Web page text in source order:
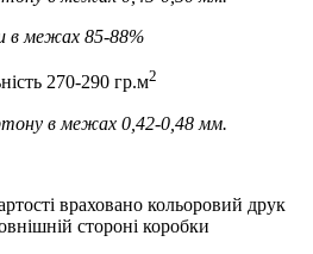
в межах 85-88%
270-290 гр.м2
в межах 0,42-0,48 мм.
враховано кольоровий друк
стороні коробки